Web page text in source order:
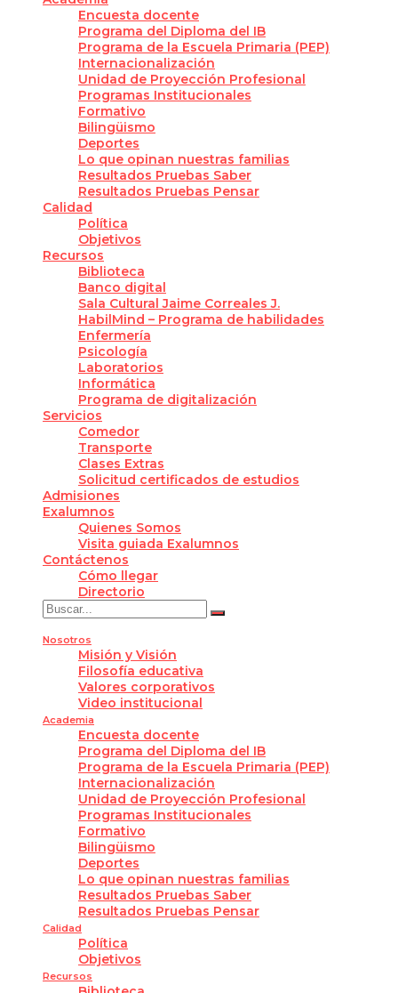
Encuesta docente
Programa del Diploma del IB
Programa de la Escuela Primaria (PEP)
Internacionalización
Unidad de Proyección Profesional
Programas Institucionales
Formativo
Bilingüismo
Deportes
Lo que opinan nuestras familias
Resultados Pruebas Saber
Resultados Pruebas Pensar
Calidad
Política
Objetivos
Recursos
Biblioteca
Banco digital
Sala Cultural Jaime Correales J.
HabilMind – Programa de habilidades
Enfermería
Psicología
Laboratorios
Informática
Programa de digitalización
Servicios
Comedor
Transporte
Clases Extras
Solicitud certificados de estudios
Admisiones
Exalumnos
Quienes Somos
Visita guiada Exalumnos
Contáctenos
Cómo llegar
Directorio
Nosotros
Misión y Visión
Filosofía educativa
Valores corporativos
Video institucional
Academia
Encuesta docente
Programa del Diploma del IB
Programa de la Escuela Primaria (PEP)
Internacionalización
Unidad de Proyección Profesional
Programas Institucionales
Formativo
Bilingüismo
Deportes
Lo que opinan nuestras familias
Resultados Pruebas Saber
Resultados Pruebas Pensar
Calidad
Política
Objetivos
Recursos